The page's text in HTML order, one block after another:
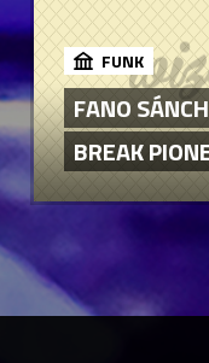
FUNK
FANO
BREAK